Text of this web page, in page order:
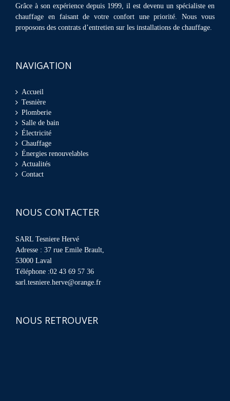
Grâce à son expérience depuis 1999, il est devenu un spécialiste en
chauffage en faisant de votre confort une priorité. Nous vous
proposons des contrats d’entretien sur les installations de chauffage.
NAVIGATION
Accueil
Tesnière
Plomberie
Salle de bain
Électricité
Chauffage
Énergies renouvelables
Actualités
Contact
NOUS CONTACTER
SARL Tesniere Hervé
Adresse : 37 rue Emile Brault,
53000 Laval
Téléphone :02 43 69 57 36
sarl.tesniere.herve@orange.fr
NOUS RETROUVER